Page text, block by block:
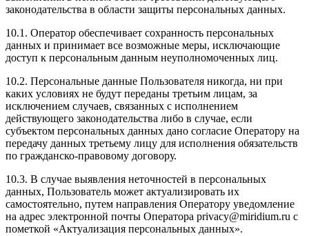
законодательства в области защиты персональных данных.
10.1. Оператор обеспечивает сохранность персональных
данных и принимает все возможные меры, исключающие
доступ к персональным данным неуполномоченных лиц.
10.2. Персональные данные Пользователя никогда, ни при
каких условиях не будут переданы третьим лицам, за
исключением случаев, связанных с исполнением
действующего законодательства либо в случае, если
субъектом персональных данных дано согласие Оператору на
передачу данных третьему лицу для исполнения обязательств
по гражданско-правовому договору.
10.3. В случае выявления неточностей в персональных
данных, Пользователь может актуализировать их
самостоятельно, путем направления Оператору уведомление
на адрес электронной почты Оператора privacy@miridium.ru с
пометкой «Актуализация персональных данных».